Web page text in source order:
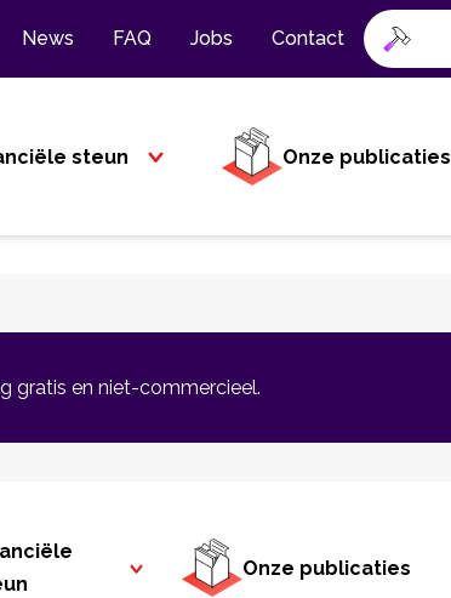
News FAQ Jobs Contact
steun Onze publicaties
gratis en niet-commercieel.
Onze publicaties